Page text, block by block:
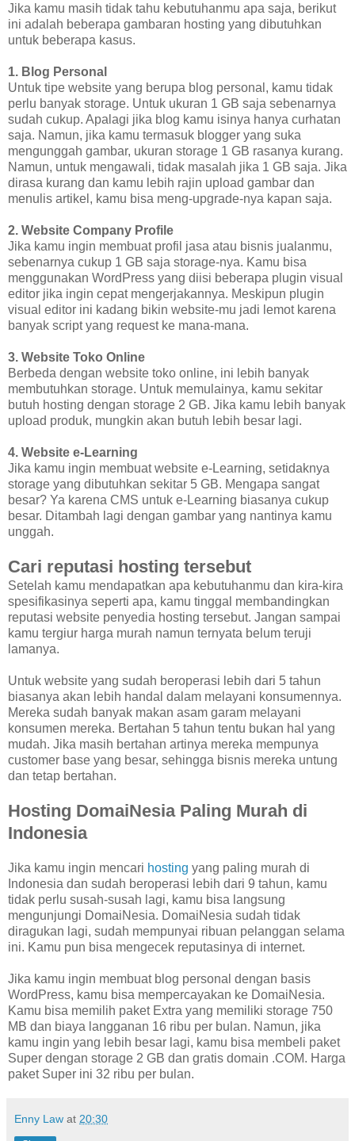
Jika kamu masih tidak tahu kebutuhanmu apa saja, berikut
ini adalah beberapa gambaran hosting yang dibutuhkan
untuk beberapa kasus.
1. Blog Personal
Untuk tipe website yang berupa blog personal, kamu tidak
perlu banyak storage. Untuk ukuran 1 GB saja sebenarnya
sudah cukup. Apalagi jika blog kamu isinya hanya curhatan
saja. Namun, jika kamu termasuk blogger yang suka
mengunggah gambar, ukuran storage 1 GB rasanya kurang.
Namun, untuk mengawali, tidak masalah jika 1 GB saja. Jika
dirasa kurang dan kamu lebih rajin upload gambar dan
menulis artikel, kamu bisa meng-upgrade-nya kapan saja.
2. Website Company Profile
Jika kamu ingin membuat profil jasa atau bisnis jualanmu,
sebenarnya cukup 1 GB saja storage-nya. Kamu bisa
menggunakan WordPress yang diisi beberapa plugin visual
editor jika ingin cepat mengerjakannya. Meskipun plugin
visual editor ini kadang bikin website-mu jadi lemot karena
banyak script yang request ke mana-mana.
3. Website Toko Online
Berbeda dengan website toko online, ini lebih banyak
membutuhkan storage. Untuk memulainya, kamu sekitar
butuh hosting dengan storage 2 GB. Jika kamu lebih banyak
upload produk, mungkin akan butuh lebih besar lagi.
4. Website e-Learning
Jika kamu ingin membuat website e-Learning, setidaknya
storage yang dibutuhkan sekitar 5 GB. Mengapa sangat
besar? Ya karena CMS untuk e-Learning biasanya cukup
besar. Ditambah lagi dengan gambar yang nantinya kamu
unggah.
Cari reputasi hosting tersebut
Setelah kamu mendapatkan apa kebutuhanmu dan kira-kira
spesifikasinya seperti apa, kamu tinggal membandingkan
reputasi website penyedia hosting tersebut. Jangan sampai
kamu tergiur harga murah namun ternyata belum teruji
lamanya.
Untuk website yang sudah beroperasi lebih dari 5 tahun
biasanya akan lebih handal dalam melayani konsumennya.
Mereka sudah banyak makan asam garam melayani
konsumen mereka. Bertahan 5 tahun tentu bukan hal yang
mudah. Jika masih bertahan artinya mereka mempunya
customer base yang besar, sehingga bisnis mereka untung
dan tetap bertahan.
Hosting DomaiNesia Paling Murah di
Indonesia
Jika kamu ingin mencari hosting yang paling murah di
Indonesia dan sudah beroperasi lebih dari 9 tahun, kamu
tidak perlu susah-susah lagi, kamu bisa langsung
mengunjungi DomaiNesia. DomaiNesia sudah tidak
diragukan lagi, sudah mempunyai ribuan pelanggan selama
ini. Kamu pun bisa mengecek reputasinya di internet.
Jika kamu ingin membuat blog personal dengan basis
WordPress, kamu bisa mempercayakan ke DomaiNesia.
Kamu bisa memilih paket Extra yang memiliki storage 750
MB dan biaya langganan 16 ribu per bulan. Namun, jika
kamu ingin yang lebih besar lagi, kamu bisa membeli paket
Super dengan storage 2 GB dan gratis domain .COM. Harga
paket Super ini 32 ribu per bulan.
Enny Law at 20:30